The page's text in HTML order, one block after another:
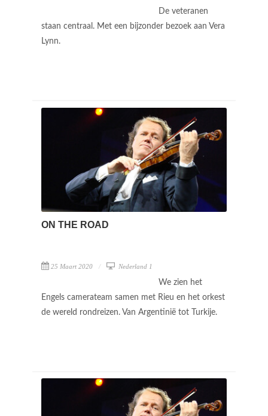
De veteranen
staan centraal. Met een bijzonder bezoek aan Vera
Lynn.
ON THE ROAD
25 Maart 2020 Nederland 1
We zien het
Engels camerateam samen met Rieu en het orkest
de wereld rondreizen. Van Argentinië tot Turkije.